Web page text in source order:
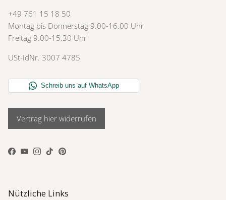
+49 761 15 18 50
Montag bis Donnerstag 9.00-16.00 Uhr
Freitag 9.00-15.30 Uhr
USt-IdNr. 3007 4785
Vertrag hier widerrufen
Facebook
YouTube
Instagram
TikTokPinterest
Nützliche Links